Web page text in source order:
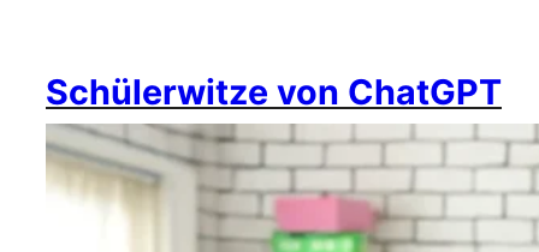
Schülerwitze von ChatGPT